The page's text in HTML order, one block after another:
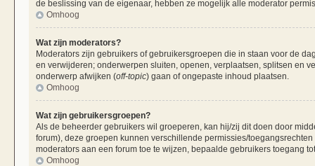
de beslissing van de eigenaar, hebben ze mogelijk alle moderator
Omhoog
Wat zijn moderators?
Moderators zijn gebruikers of gebruikersgroepen die in staan voor de
en verwijderen; onderwerpen sluiten, openen, verplaatsen, splitsen en
onderwerp afwijken (off-topic) gaan of ongepaste inhoud plaatsen.
Omhoog
Wat zijn gebruikersgroepen?
Als de beheerder gebruikers wil groeperen, kan hij/zij dit doen door
forum), deze groepen kunnen verschillende permissies/
moderators aan een forum toe te wijzen, bepaalde gebruikers toegang
Omhoog